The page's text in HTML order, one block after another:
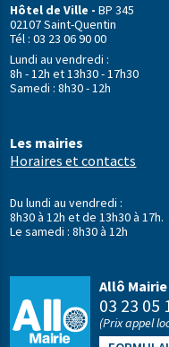
Hôtel de Ville - BP 345
02107 Saint-Quentin
Tél : 03 23 06 90 00
Lundi au vendredi :
8h - 12h et 13h30 - 17h30
Samedi : 8h30 - 12h
Les mairies
Horaires et contacts
Du lundi au vendredi :
8h30 à 12h et de 13h30 à 17h.
Le samedi : 8h30 à 12h
Allô Mairie
03 23 05
(Prix appel